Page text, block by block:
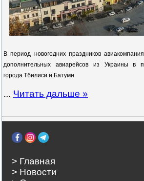
В период новогодних праздников
дополнительных авиарейсов из Украины в
города Тбилиси и Батуми
... Читать дальше »
> Главная
> Новости